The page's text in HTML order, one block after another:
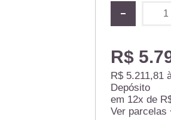
R$
R$ 5.211,81
Depósito
em 12x de
Ver parcelas